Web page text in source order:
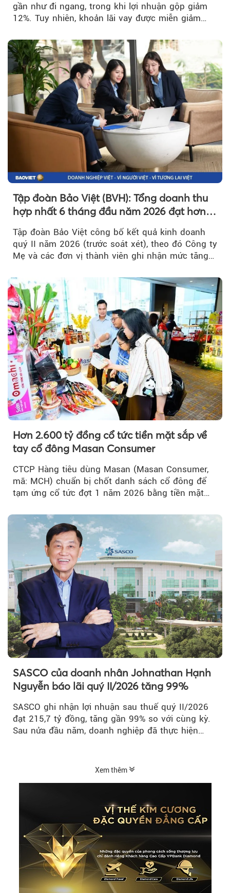
gần như đi ngang, trong khi lợi nhuận gộp giảm
12%. Tuy nhiên, khoản lãi vay được miễn giảm
Tập đoàn Bảo Việt (BVH): Tổng doanh thu
hợp nhất 6 tháng đầu năm 2026 đạt hơn
Tập đoàn Bảo Việt công bố kết quả kinh doanh
quý II năm 2026 (trước soát xét), theo đó Công ty
Mẹ và các đơn vị thành viên ghi nhận mức tăng
Hơn 2.600 tỷ đồng cổ tức tiền mặt sắp về
tay cổ đông Masan Consumer
CTCP Hàng tiêu dùng Masan (Masan Consumer,
mã: MCH) chuẩn bị chốt danh sách cổ đông để
tạm ứng cổ tức đợt 1 năm 2026 bằng tiền mặt
SASCO của doanh nhân Johnathan Hạnh
Nguyễn báo lãi quý II/2026 tăng 99%
SASCO ghi nhận lợi nhuận sau thuế quý II/2026
đạt 215,7 tỷ đồng, tăng gần 99% so với cùng kỳ.
Sau nửa đầu năm, doanh nghiệp đã thực hiện
Xem thêm